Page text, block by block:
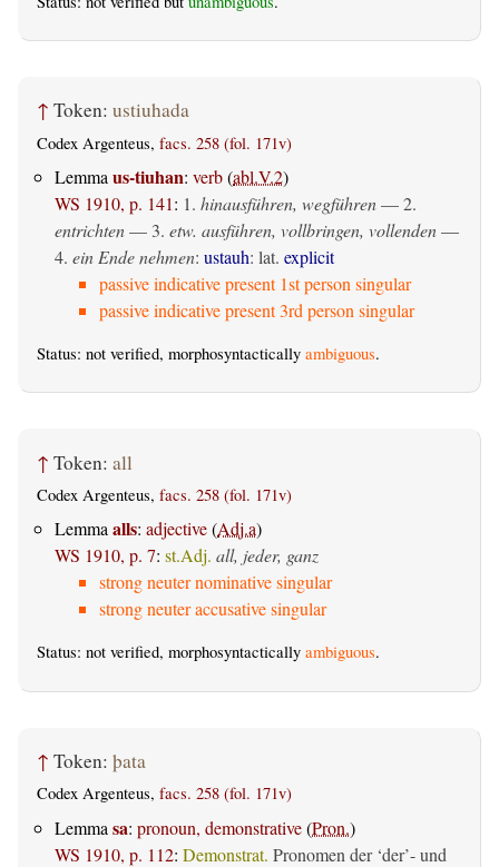
↑ Token: ustiuhada
Codex Argenteus, facs. 258 (fol. 171v)
Lemma us-tiuhan: verb(abl.V.2)
WS 1910, p. 141: 1. hinausführen, wegführen— 2.
entrichten— 3. etw. ausführen, vollbringen, vollenden—
4. ein Ende nehmen: ustauh: lat. explicit
passive indicative present 1st person singular
passive indicative present 3rd person singular
Status: not verified, morphosyntactically ambiguous.
↑ Token: all
Codex Argenteus, facs. 258 (fol. 171v)
Lemmaalls: adjective(Adj.a)
WS 1910, p. 7: st.Adj. all, jeder, ganz
strong neuter nominative singular
strong neuter accusative singular
Status: not verified, morphosyntactically ambiguous.
↑ Token: þata
Codex Argenteus, facs. 258 (fol. 171v)
Lemma sa: pronoun, demonstrative(Pron.)
WS 1910, p. 112: Demonstrat. Pronomen der ‘der’- und